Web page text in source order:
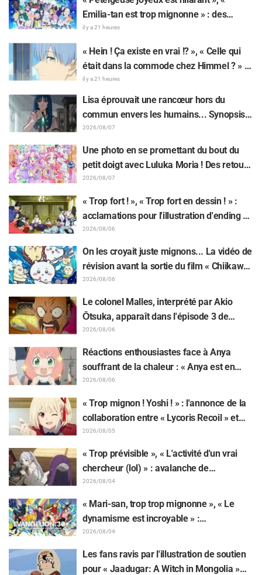
Emilia-tan est trop mignonne » : des
réactions enthousiastes après la
ans de l'anime « Re:Zero - Starting Life in
Another World »
il y a 21 heures
« Hein ! Ça existe en vrai !? », « Celle qui
était dans la commode chez Himmel ? » :
l’exposition de la « corne du Dragon Noir »
apparue dans l’épisode 1 de « Frieren »
laisse les fans stupéfaits
il y a 21 heures
Lisa éprouvait une rancœur hors du
commun envers les humains... Synopsis
et premières images de l'épisode 6 de
l'anime « Goodbye, Lara » dévoilés !
2026/08/07
Une photo en se promettant du bout du
petit doigt avec Luluka Moria ! Des retours
sur le compte rendu de la comédienne de
doublage Nao Tōyama après avoir assisté
au Dream Stage de « Star Detective
Precure! » : « C’est le W Arcana »
2026/08/07
« Trop fort ! », « Trop fort en dessin ! » :
acclamations pour l'illustration d'ending du
13e épisode dessinée par Asaki Yuikawa,
la comédienne doublant le protagoniste
de « The Elusive Samurai »
2026/08/06
On les croyait juste mignons... La vidéo de
révision avant la sortie du film « Chiikawa
» suscite des réactions surprises face au
décalage : « C'est plus sévère qu'imaginé
», « Ça ne parle que de travail »
2026/08/06
Le colonel Malles, interprété par Akio
Ōtsuka, apparaît dans l'épisode 3 de
l'anime TV « The Ghost in the Shell » !
Commentaire du comédien et carte de fin
dévoilés
2026/08/06
Réactions enthousiastes face à Anya
souffrant de la chaleur : « Anya est en
train de fondre » sur l'illustration
d'annonce de « SPY x FAMILY »
2026/08/06
« Trop mignon ! Yoshi ! » : l'annonce de la
collaboration entre « Lycoris Recoil » et
Kumamine, créateur du « Chat au travail »,
suscite une pluie de « Yoshi ! »
2026/08/05
« Trop prévisible », « L'activité d'un vrai
chercheur (lol) » : avalanche de
moqueries affectueuses face à la peluche
de Frieren piégée par un Mimique lors
d'une exposition de « Frieren »
2026/08/04
« Mari-san, trop trop mignonne », « Le
dynamisme est incroyable » :
retentissement suite au dévoilement d'un
superbe dessin de Hidenori Matsubara
représentant les trois filles de « Neon
2026/08/04
Les fans ravis par l'illustration de soutien
pour « Jaadugar: A Witch in Mongolia »